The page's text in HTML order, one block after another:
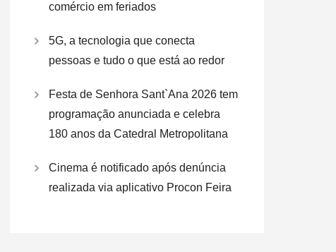
comércio em feriados
5G, a tecnologia que conecta
pessoas e tudo o que está ao redor
Festa de Senhora Sant`Ana 2026 tem
programação anunciada e celebra
180 anos da Catedral Metropolitana
Cinema é notificado após denúncia
realizada via aplicativo Procon Feira